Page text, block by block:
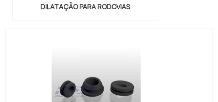
DILATAÇÃO PARA RODOVIAS